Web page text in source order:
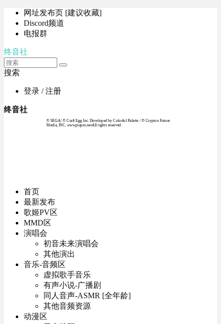
网址发布页 [建议收藏]
Discord频道
电报群
终音社
搜索
登录 / 注册
终音社
© SEGA / © Craft Egg Inc. Developed by Colorful Palette / © Crypton Future
Media, INC. www.piapro.netAll rights reserved.
首页
最新发布
歌姬PV区
MMD区
演唱会
初音未来演唱会
其他演出
音乐-音频区
虚拟歌手音乐
有声小说-广播剧
同人音声-ASMR [全年龄]
其他音频资源
动漫区